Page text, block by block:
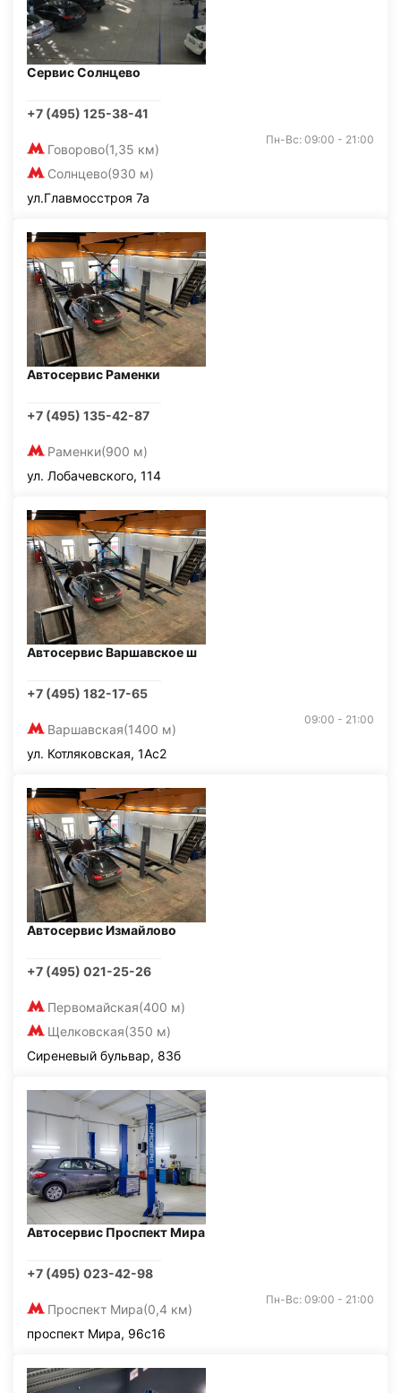
Сервис Солнцево
+7 (495) 125-38-41
Говорово(1,35 км)
Солнцево(930 м)
Пн-Вс: 09:00 - 21:00
ул.Главмосстроя 7а
Автосервис Раменки
+7 (495) 135-42-87
Раменки(900 м)
ул. Лобачевского, 114
Автосервис Варшавское ш
+7 (495) 182-17-65
Варшавская(1400 м)
09:00 - 21:00
ул. Котляковская, 1Ас2
Автосервис Измайлово
+7 (495) 021-25-26
Первомайская(400 м)
Щелковская(350 м)
Сиреневый бульвар, 83б
Автосервис Проспект Мира
+7 (495) 023-42-98
Проспект Мира(0,4 км)
Пн-Вс: 09:00 - 21:00
проспект Мира, 96с16